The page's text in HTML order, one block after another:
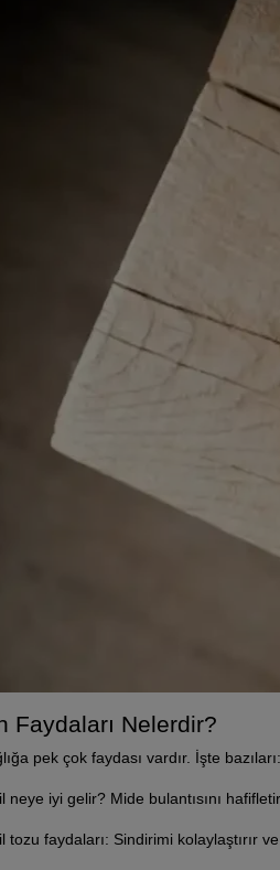
Faydaları Nelerdir?
pek çok faydası vardır. İşte bazıları:
neye iyi gelir? Mide bulantısını
tozu faydaları: Sindirimi kolaylaştırır ve